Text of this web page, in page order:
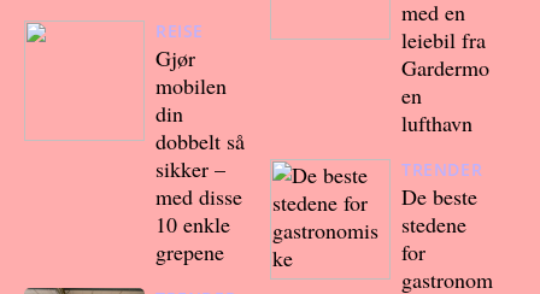
REISE
Gjør
mobilen
din
dobbelt så
sikker –
med disse
10 enkle
grepene
med en
leiebil fra
Gardermo
en
lufthavn
TRENDER
De beste
stedene
for
gastronom